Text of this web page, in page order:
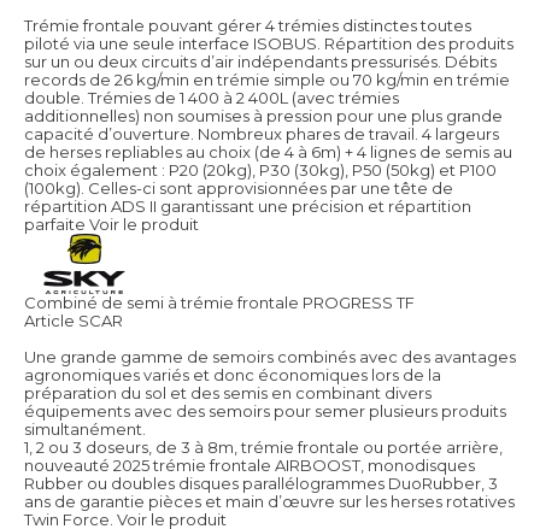
Trémie frontale pouvant gérer 4 trémies distinctes toutes
piloté via une seule interface ISOBUS. Répartition des produits
sur un ou deux circuits d’air indépendants pressurisés. Débits
records de 26 kg/min en trémie simple ou 70 kg/min en trémie
double. Trémies de 1 400 à 2 400L (avec trémies
additionnelles) non soumises à pression pour une plus grande
capacité d’ouverture. Nombreux phares de travail. 4 largeurs
de herses repliables au choix (de 4 à 6m) + 4 lignes de semis au
choix également : P20 (20kg), P30 (30kg), P50 (50kg) et P100
(100kg). Celles-ci sont approvisionnées par une tête de
répartition ADS II garantissant une précision et répartition
parfaite Voir le produit
Combiné de semi à trémie frontale PROGRESS TF
Article SCAR
Une grande gamme de semoirs combinés avec des avantages
agronomiques variés et donc économiques lors de la
préparation du sol et des semis en combinant divers
équipements avec des semoirs pour semer plusieurs produits
simultanément.
1, 2 ou 3 doseurs, de 3 à 8m, trémie frontale ou portée arrière,
nouveauté 2025 trémie frontale AIRBOOST, monodisques
Rubber ou doubles disques parallélogrammes DuoRubber, 3
ans de garantie pièces et main d’œuvre sur les herses rotatives
Twin Force. Voir le produit